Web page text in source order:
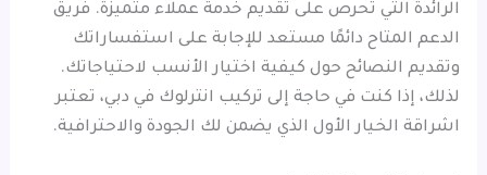
الرائدة التي تحرص على تقديم خدمة عملاء متميزة. فريق
الدعم المتاح دائمًا مستعد للإجابة على استفساراتك
وتقديم النصائح حول كيفية اختيار الأنسب لاحتياجاتك.
لذلك، إذا كنت في حاجة إلى تركيب انترلوك في دبي، تعتبر
اشراقة الخيار الأول الذي يضمن لك الجودة والاحترافية.